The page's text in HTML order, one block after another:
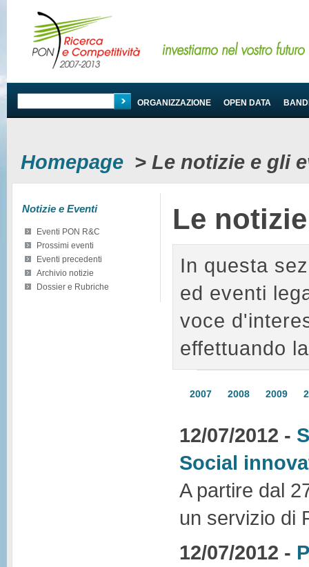
PROGRAMMA ORGANIZZAZIONE OPEN DATA
Homepage > Le notizie e gli
Notizie e Eventi
Eventi PON R&C
Prossimi eventi
Eventi precedenti
Archivio notizie
Dossier e Rubriche
Le
In questa
ed eventi
voce
effettuando
2007 2008 2009
12/07/2012 -
Social
A partire dal
un servizio di
12/07/2012 -